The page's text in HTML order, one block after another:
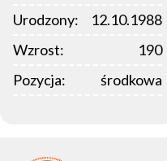
Urodzony:
12.10.1988
Wzrost:
190
Pozycja:
środkowa